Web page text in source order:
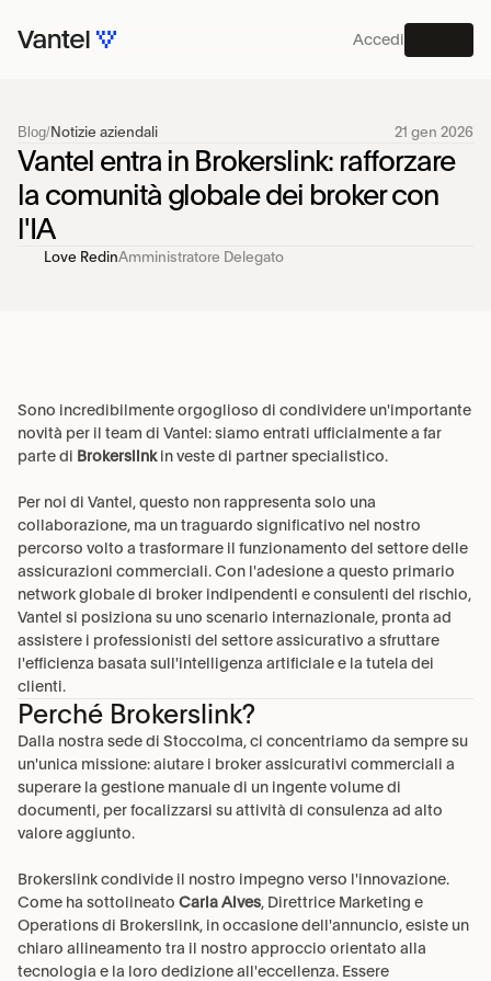
Blog/Notizie aziendali 21 gen 2026
Vantel entra in Brokerslink: rafforzare
la comunità globale dei broker con
l'IA
Love RedinAmministratore Delegato
Sono incredibilmente orgoglioso di condividere un'importante
novità per il team di Vantel: siamo entrati ufficialmente a far
parte di Brokerslink in veste di partner specialistico.
Per noi di Vantel, questo non rappresenta solo una
collaborazione, ma un traguardo significativo nel nostro
percorso volto a trasformare il funzionamento del settore delle
assicurazioni commerciali. Con l'adesione a questo primario
network globale di broker indipendenti e consulenti del rischio,
Vantel si posiziona su uno scenario internazionale, pronta ad
assistere i professionisti del settore assicurativo a sfruttare
l'efficienza basata sull'intelligenza artificiale e la tutela dei
clienti.
Perché Brokerslink?
Dalla nostra sede di Stoccolma, ci concentriamo da sempre su
un'unica missione: aiutare i broker assicurativi commerciali a
superare la gestione manuale di un ingente volume di
documenti, per focalizzarsi su attività di consulenza ad alto
valore aggiunto.
Brokerslink condivide il nostro impegno verso l'innovazione.
Come ha sottolineato Carla Alves, Direttrice Marketing e
Operations di Brokerslink, in occasione dell'annuncio, esiste un
chiaro allineamento tra il nostro approccio orientato alla
tecnologia e la loro dedizione all'eccellenza. Essere
Accedi